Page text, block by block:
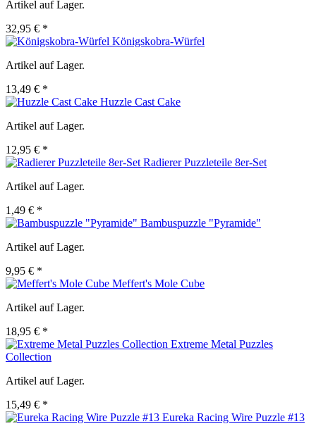
Artikel auf Lager.
32,95 € *
Königskobra-Würfel
Artikel auf Lager.
13,49 € *
Huzzle Cast Cake
Artikel auf Lager.
12,95 € *
Radierer Puzzleteile 8er-Set
Artikel auf Lager.
1,49 € *
Bambuspuzzle "Pyramide"
Artikel auf Lager.
9,95 € *
Meffert's Mole Cube
Artikel auf Lager.
18,95 € *
Extreme Metal Puzzles
Collection
Artikel auf Lager.
15,49 € *
Eureka Racing Wire Puzzle #13